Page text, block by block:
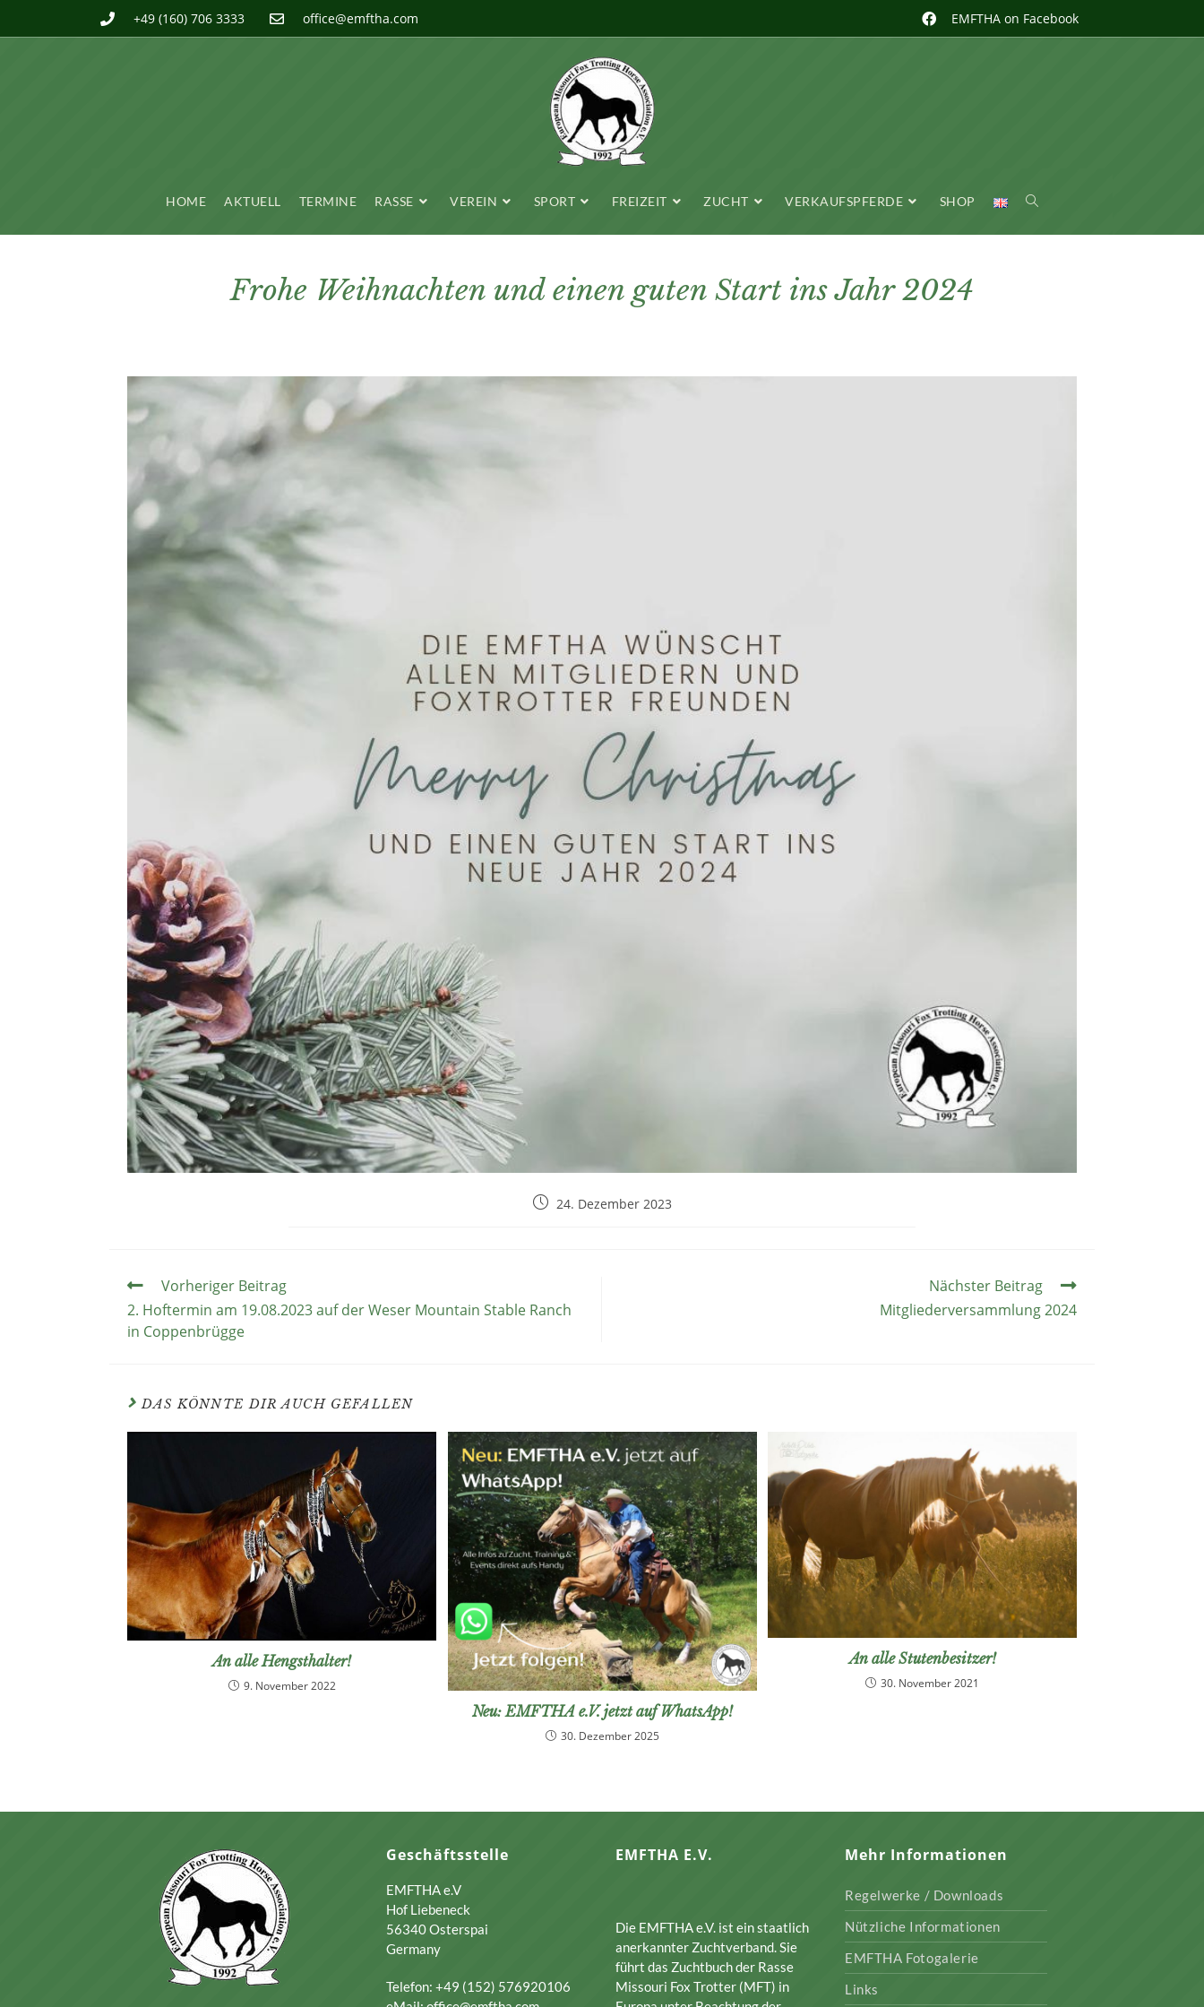
+49 (160) 706 3333 office@emftha.com EMFTHA on Facebook
HOME AKTUELL TERMINE RASSE VEREIN SPORT FREIZEIT ZUCHT VERKAUFSPFERDE SHOP
Frohe Weihnachten und einen guten Start ins Jahr 2024
24. Dezember 2023
Vorheriger Beitrag
2. Hoftermin am 19.08.2023 auf der Weser Mountain Stable Ranch
in Coppenbrügge
Nächster Beitrag
Mitgliederversammlung 2024
DAS KÖNNTE DIR AUCH GEFALLEN
An alle Hengsthalter!
9. November 2022
Neu: EMFTHA e.V. jetzt auf WhatsApp!
30. Dezember 2025
An alle Stutenbesitzer!
30. November 2021
Geschäftsstelle
EMFTHA e.V
Hof Liebeneck
56340 Osterspai
Germany
Telefon: +49 (152) 576920106
EMFTHA E.V.
Die EMFTHA e.V. ist ein staatlich
anerkannter Zuchtverband. Sie
führt das Zuchtbuch der Rasse
Missouri Fox Trotter (MFT) in
Mehr Informationen
Regelwerke / Downloads
Nützliche Informationen
EMFTHA Fotogalerie
Links